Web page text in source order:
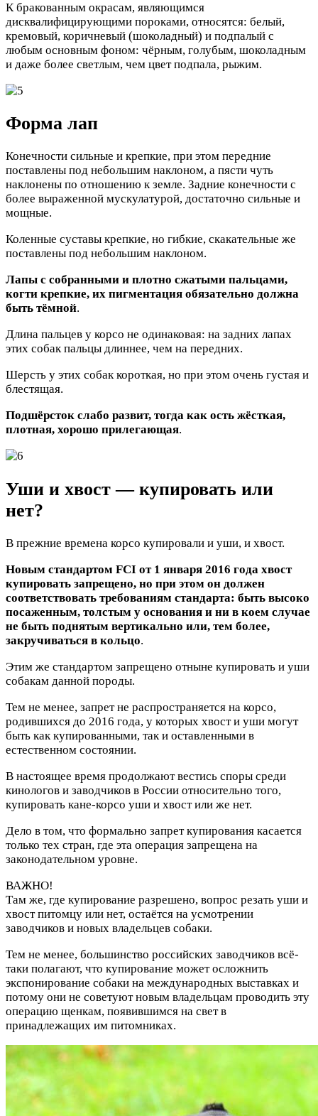
К бракованным окрасам, являющимся
дисквалифицирующими пороками, относятся: белый,
кремовый, коричневый (шоколадный) и подпалый с
любым основным фоном: чёрным, голубым, шоколадным
и даже более светлым, чем цвет подпала, рыжим.
Форма лап
Конечности сильные и крепкие, при этом передние
поставлены под небольшим наклоном, а пясти чуть
наклонены по отношению к земле. Задние конечности с
более выраженной мускулатурой, достаточно сильные и
мощные.
Коленные суставы крепкие, но гибкие, скакательные же
поставлены под небольшим наклоном.
Лапы с собранными и плотно сжатыми пальцами,
когти крепкие, их пигментация обязательно должна
быть тёмной.
Длина пальцев у корсо не одинаковая: на задних лапах
этих собак пальцы длиннее, чем на передних.
Шерсть у этих собак короткая, но при этом очень густая и
блестящая.
Подшёрсток слабо развит, тогда как ость жёсткая,
плотная, хорошо прилегающая.
Уши и хвост — купировать или
нет?
В прежние времена корсо купировали и уши, и хвост.
Новым стандартом FCI от 1 января 2016 года хвост
купировать запрещено, но при этом он должен
соответствовать требованиям стандарта: быть высоко
посаженным, толстым у основания и ни в коем случае
не быть поднятым вертикально или, тем более,
закручиваться в кольцо.
Этим же стандартом запрещено отныне купировать и уши
собакам данной породы.
Тем не менее, запрет не распространяется на корсо,
родившихся до 2016 года, у которых хвост и уши могут
быть как купированными, так и оставленными в
естественном состоянии.
В настоящее время продолжают вестись споры среди
кинологов и заводчиков в России относительно того,
купировать кане-корсо уши и хвост или же нет.
Дело в том, что формально запрет купирования касается
только тех стран, где эта операция запрещена на
законодательном уровне.
ВАЖНО!
Там же, где купирование разрешено, вопрос резать уши и
хвост питомцу или нет, остаётся на усмотрении
заводчиков и новых владельцев собаки.
Тем не менее, большинство российских заводчиков всё-
таки полагают, что купирование может осложнить
экспонирование собаки на международных выставках и
потому они не советуют новым владельцам проводить эту
операцию щенкам, появившимся на свет в
принадлежащих им питомниках.